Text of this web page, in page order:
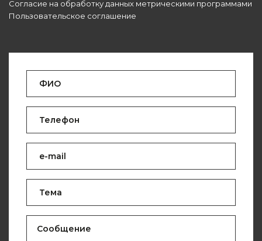
Согласие на обработку данных метрическими программами
Пользовательское соглашение